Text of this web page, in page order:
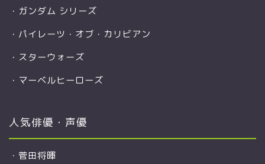
・ ガンダム シリーズ
・ パイレーツ・オブ・カリビアン
・ スターウォーズ
・ マーベルヒーローズ
人気俳優・声優
・ 菅田将暉